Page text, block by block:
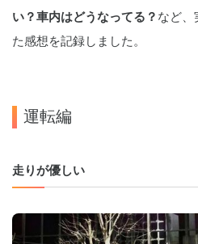
い？車内はどうなってる？ など、
た感想を記録しました。
運転編
走りが優しい